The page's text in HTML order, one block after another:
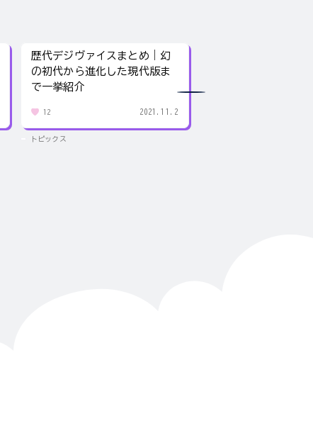
歴代デジヴァイスまとめ｜幻
の初代から進化した現代版ま
で一挙紹介
12 2021.11.2
トピックス